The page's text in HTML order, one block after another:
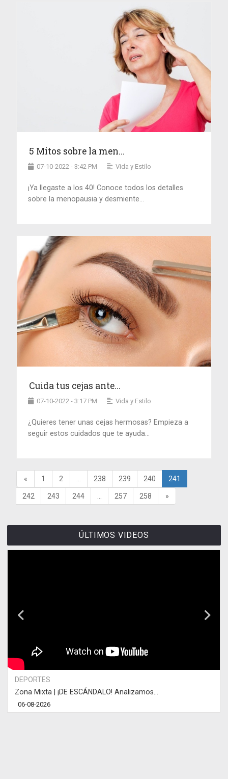
5 Mitos sobre la men...
07-10-2022 - 3:42 PM Vida y Estilo
¡Ya llegaste a los 40! Conoce todos los detalles
sobre la menopausia y desmiente...
Cuida tus cejas ante...
07-10-2022 - 3:17 PM Vida y Estilo
¿Quieres tener unas cejas hermosas? Empieza a
seguir estos cuidados que te ayuda...
« 1 2 238 239 240 241
242 243 244 257 258 »
ÚLTIMOS VIDEOS
DEPORTES
Zona Mixta | ¡DE ESCÁNDALO! Analizamos...
06-08-2026